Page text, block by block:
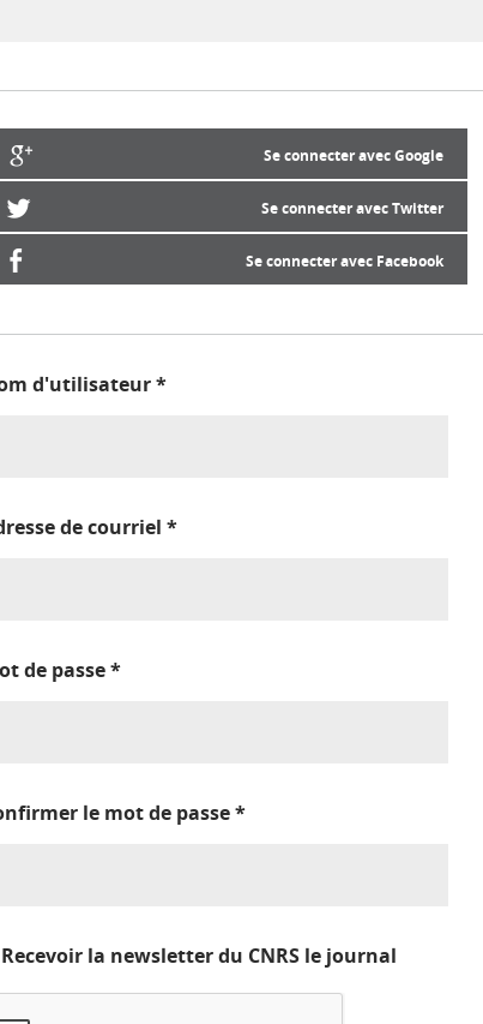
Se connecter avec Google
Se connecter avec Twitter
Se connecter avec Facebook
d'utilisateur*
de courriel *
de passe*
le mot de passe*
Recevoir la newsletter du CNRS le journal